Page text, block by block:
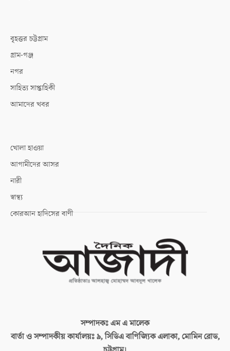
বৃহত্তর চট্টগ্রাম
গ্রাম-গঞ্জ
নগর
সাহিত্য সাপ্তাহিকী
আমাদের খবর
খোলা হাওয়া
আগামীদের আসর
নারী
স্বাস্থ্য
কোরআন হাদিসের বাণী
সম্পাদকঃএম এ মালেক
বার্তা ও সম্পাদকীয় কার্যালয়ঃ৯, সিডিএ বাণিজ্যিক এলাকা, মোমিন রোড,